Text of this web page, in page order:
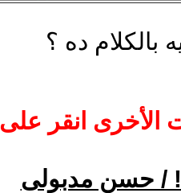
بالكلام ده ؟
الأخرى انقر على
!! / حسن مدبولى